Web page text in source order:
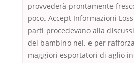
provvederà prontamente
poco. Accept Informazioni
parti procedevano alla
del bambino nel. e per
maggiori esportatori di aglio